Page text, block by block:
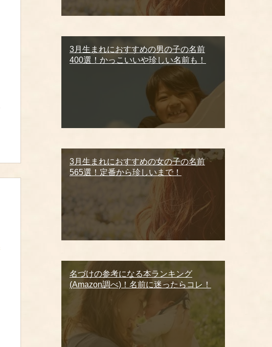
3月生まれにおすすめの男の子の名前
400選！かっこいいや珍しい名前も！
3月生まれにおすすめの女の子の名前
565選！定番から珍しいまで！
名づけの参考になる本ランキング
(Amazon調べ)！名前に迷ったらコレ！